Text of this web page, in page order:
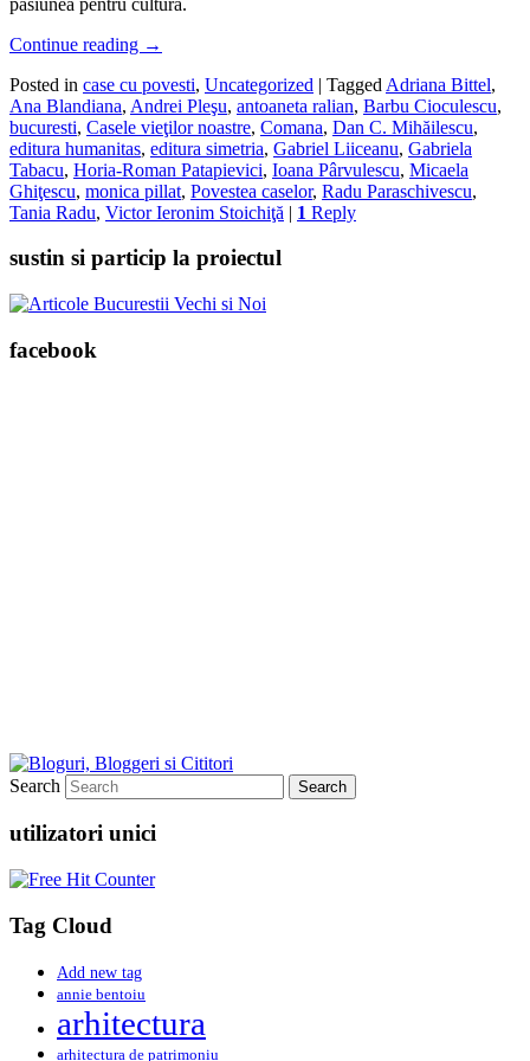
Continue reading →
Posted in case cu povesti, Uncategorized | Tagged Adriana Bittel,
Ana Blandiana, Andrei Pleşu, antoaneta ralian, Barbu Cioculescu,
bucuresti, Casele vieţilor noastre, Comana, Dan C. Mihăilescu,
editura humanitas, editura simetria, Gabriel Liiceanu, Gabriela
Tabacu, Horia-Roman Patapievici, Ioana Pârvulescu, Micaela
Ghiţescu, monica pillat, Povestea caselor, Radu Paraschivescu,
Tania Radu, Victor Ieronim Stoichiţă | 1 Reply
sustin si particip la proiectul
facebook
Search
utilizatori unici
Tag Cloud
Add new tag
annie bentoiu
arhitectura
arhitectura de patrimoniu